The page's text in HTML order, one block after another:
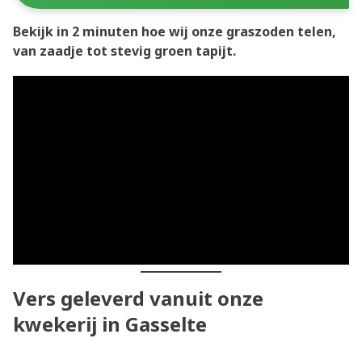
Bekijk in 2 minuten hoe wij onze graszoden telen,
van zaadje tot stevig groen tapijt.
Vers geleverd vanuit onze
kwekerij in Gasselte